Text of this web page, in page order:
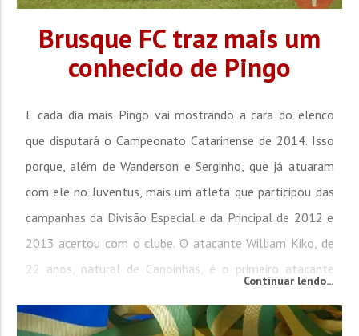
Brusque FC traz mais um
conhecido de Pingo
E cada dia mais Pingo vai mostrando a cara do elenco
que disputará o Campeonato Catarinense de 2014. Isso
porque, além de Wanderson e Serginho, que já atuaram
com ele no Juventus, mais um atleta que participou das
campanhas da Divisão Especial e da Principal de 2012 e
2013 acertou com o clube. O atacante William Kiko, de
22 anos, natural de Canoinhas, é o primeiro atacante
velocidade, com 1,70m de altura, marcou quatro gols na
Continuar lendo...